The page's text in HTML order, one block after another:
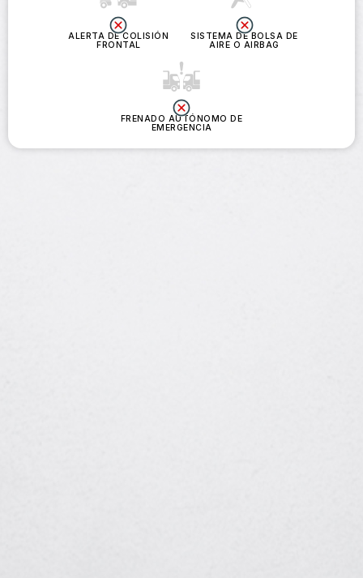
ALERTA DE COLISIÓN
FRONTAL
SISTEMA DE BOLSA DE
AIRE O AIRBAG
FRENADO AUTÓNOMO DE
EMERGENCIA